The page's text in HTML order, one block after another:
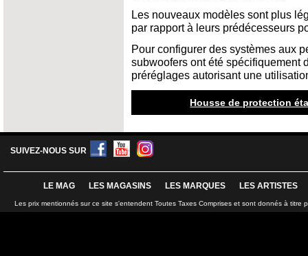
Les nouveaux modèles sont plus
par rapport à leurs prédécesseurs
Pour configurer des systèmes aux
subwoofers ont été spécifiquement
préréglages autorisant une
Housse de protection
SUIVEZ-NOUS SUR
LE MAG LES MAGASINS LES MARQUES LES ARTISTES
Les prix mentionnés sur ce site s'entendent Toutes Taxes Comprises et sont donnés à